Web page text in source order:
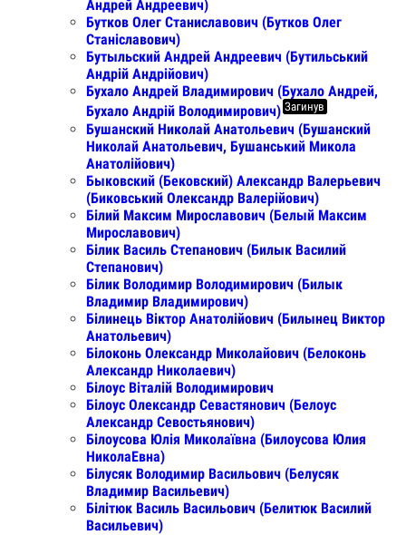
Андрей Андреевич)
Бутков Олег Станиславович (Бутков Олег
Станіславович)
Бутыльский Андрей Андреевич (Бутильський
Андрій Андрійович)
Бухало Андрей Владимирович (Бухало Андрей,
Бухало Андрій Володимирович) Загинув
Бушанский Николай Анатольевич (Бушанский
Николай Анатольевич, Бушанський Микола
Анатолійович)
Быковский (Бековский) Александр Валерьевич
(Биковський Олександр Валерійович)
Білий Максим Мирославович (Белый Максим
Мирославович)
Білик Василь Степанович (Билык Василий
Степанович)
Білик Володимир Володимирович (Билык
Владимир Владимирович)
Білинець Віктор Анатолійович (Билынец Виктор
Анатольевич)
Білоконь Олександр Миколайович (Белоконь
Александр Николаевич)
Білоус Віталій Володимирович
Білоус Олександр Севастянович (Белоус
Александр Севостьянович)
Білоусова Юлія Миколаївна (Билоусова Юлия
НиколаЕвна)
Білусяк Володимир Васильович (Белусяк
Владимир Васильевич)
Білітюк Василь Васильович (Белитюк Василий
Васильевич)